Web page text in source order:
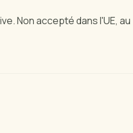
Non accepté dans l'UE, au